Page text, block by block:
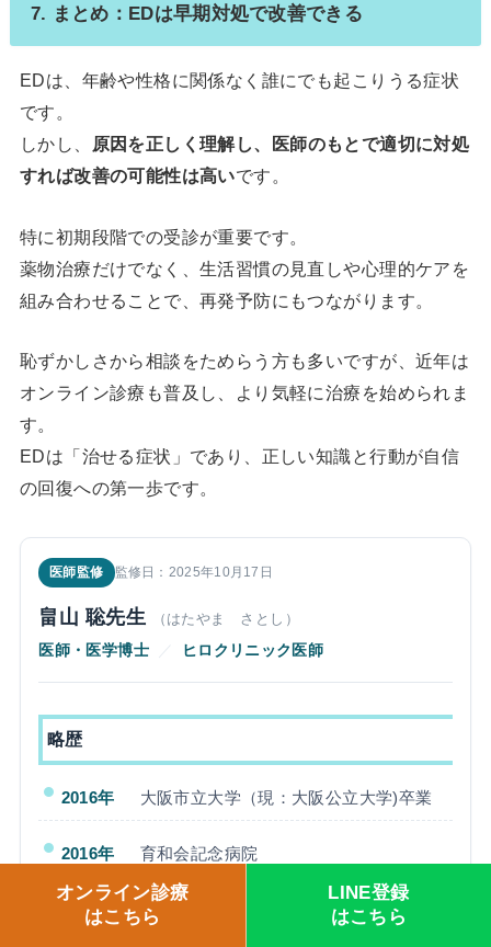
7. まとめ：EDは早期対処で改善できる
EDは、年齢や性格に関係なく誰にでも起こりうる症状
です。
しかし、
原因を正しく理解し、医師のもとで適切に対処
すれば改善の可能性は高いです。
特に初期段階での受診が重要です。
薬物治療だけでなく、生活習慣の見直しや心理的ケアを
組み合わせることで、再発予防にもつながります。
恥ずかしさから相談をためらう方も多いですが、近年は
オンライン診療も普及し、より気軽に治療を始められま
す。
EDは「治せる症状」であり、正しい知識と行動が自信
の回復への第一歩です。
医師監修 監修日：2025年10月17日
畠山 聡先生 （はたやま さとし）
医師・医学博士 ／ ヒロクリニック医師
略歴
2016年 大阪市立大学（現：大阪公立大学)卒業
2016年 育和会記念病院
2019年 大阪鉄道病院
オンライン診療
はこちら
LINE登録
はこちら